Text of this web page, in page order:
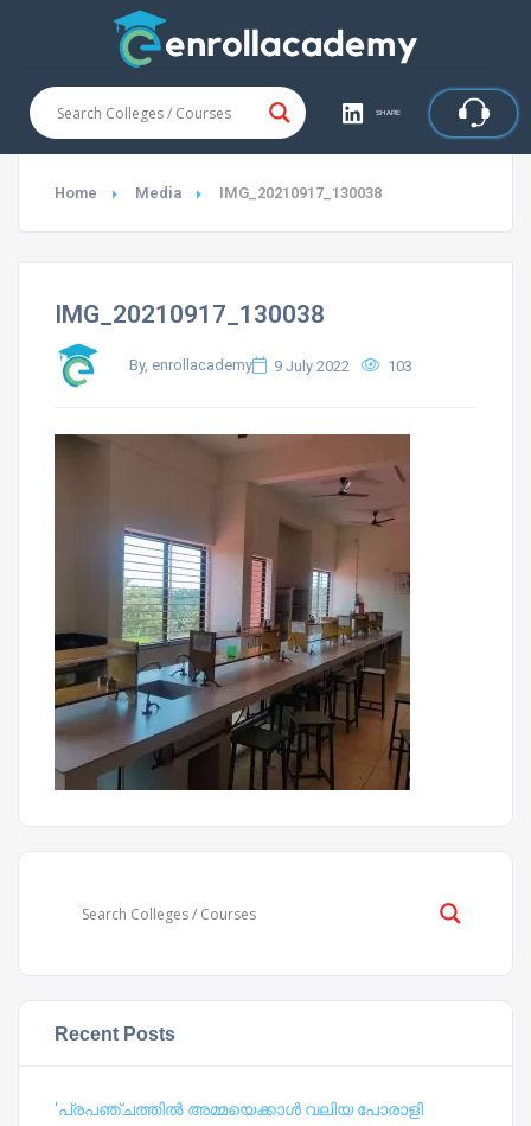
SHARE
Home Media IMG_20210917_130038
IMG_20210917_130038
By, enrollacademy 9 July 2022 103
Recent Posts
‘പ്രപഞ്ചത്തില്‍ അമ്മയെക്കാള്‍ വലിയ പോരാളി